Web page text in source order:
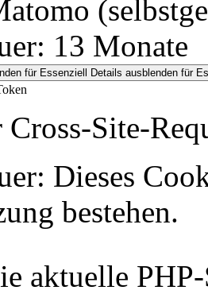
13 Monate
für Essenziell Details ausblenden für
Cross-Site-
Dieses
bestehen.
aktuelle